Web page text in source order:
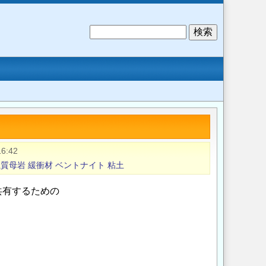
母岩 緩衝材 ベントナイト 粘土
するための